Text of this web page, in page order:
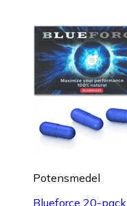
Potensmedel
Blueforce 20-pack